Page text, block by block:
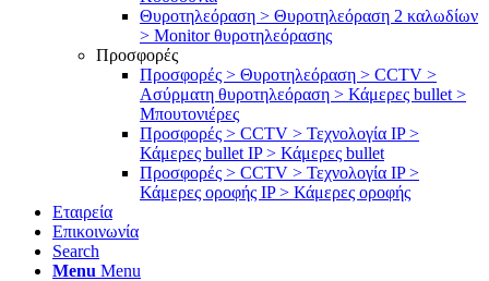
Θυροτηλεόραση > Θυροτηλεόραση 2 καλωδίων
> Μonitor θυροτηλεόρασης
Προσφορές
Προσφορές > Θυροτηλεόραση > CCTV >
Ασύρματη θυροτηλεόραση > Κάμερες bullet >
Μπουτονιέρες
Προσφορές > CCTV > Τεχνολογία IP >
Κάμερες bullet IP > Κάμερες bullet
Προσφορές > CCTV > Τεχνολογία IP >
Κάμερες οροφής IP > Κάμερες οροφής
Εταιρεία
Επικοινωνία
Search
Menu Menu